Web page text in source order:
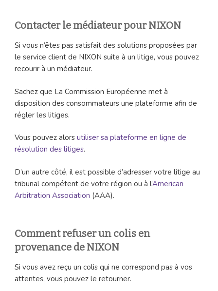
Contacter le médiateur pour NIXON
Si vous n’êtes pas satisfait des solutions proposées par
le service client de NIXON suite à un litige, vous pouvez
recourir à un médiateur.
Sachez que La Commission Européenne met à
disposition des consommateurs une plateforme afin de
régler les litiges.
Vous pouvez alors utiliser sa plateforme en ligne de
résolution des litiges.
D’un autre côté, il est possible d’adresser votre litige au
tribunal compétent de votre région ou à l’American
Arbitration Association (AAA).
Comment refuser un colis en
provenance de NIXON
Si vous avez reçu un colis qui ne correspond pas à vos
attentes, vous pouvez le retourner.